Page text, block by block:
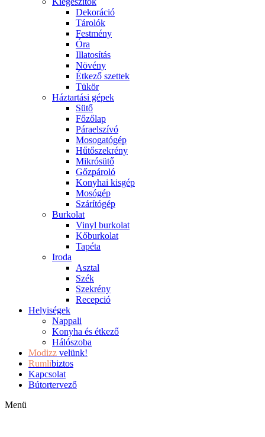
Dekoráció
Tárolók
Festmény
Óra
Illatosítás
Növény
Étkező szettek
Tükör
Háztartási gépek
Sütő
Főzőlap
Páraelszívó
Mosogatógép
Hűtőszekrény
Mikrósütő
Gőzpároló
Konyhai kisgép
Mosógép
Szárítógép
Burkolat
Vinyl burkolat
Kőburkolat
Tapéta
Iroda
Asztal
Szék
Szekrény
Recepció
Helyiségek
Nappali
Konyha és étkező
Hálószoba
Modizz velünk!
Rumlibiztos
Kapcsolat
Bútortervező
Menü